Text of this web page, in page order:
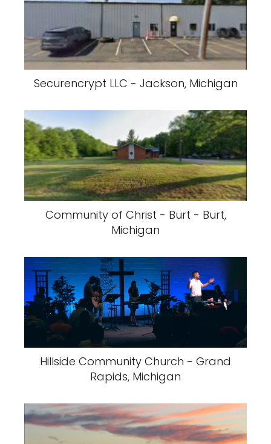
Securencrypt LLC - Jackson, Michigan
Community of Christ - Burt - Burt,
Michigan
Hillside Community Church - Grand
Rapids, Michigan